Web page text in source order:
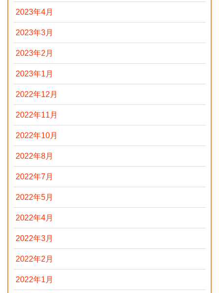
2023年4月
2023年3月
2023年2月
2023年1月
2022年12月
2022年11月
2022年10月
2022年8月
2022年7月
2022年5月
2022年4月
2022年3月
2022年2月
2022年1月